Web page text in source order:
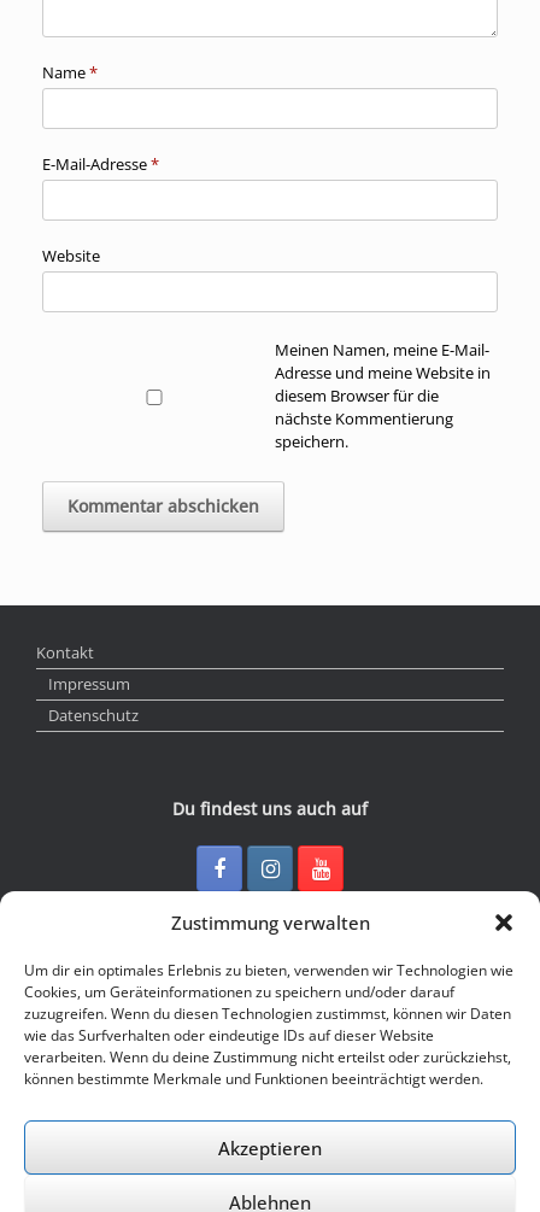
Zustimmung verwalten
Um dir ein optimales Erlebnis zu bieten, verwenden wir Technologien wie
Cookies, um Geräteinformationen zu speichern und/oder darauf
zuzugreifen. Wenn du diesen Technologien zustimmst, können wir Daten
wie das Surfverhalten oder eindeutige IDs auf dieser Website
verarbeiten. Wenn du deine Zustimmung nicht erteilst oder zurückziehst,
können bestimmte Merkmale und Funktionen beeinträchtigt werden.
Akzeptieren
Ablehnen
Name*
E-Mail-Adresse*
Website
Meinen Namen, meine E-Mail-
Adresse und meine Website in
diesem Browser für die
nächste Kommentierung
speichern.
Kontakt
Impressum
Datenschutz
Du findest uns auch auf
Kontakt
Junge Presse Niedersachsen e.V.
Rückertstraße 10
30169 Hannover